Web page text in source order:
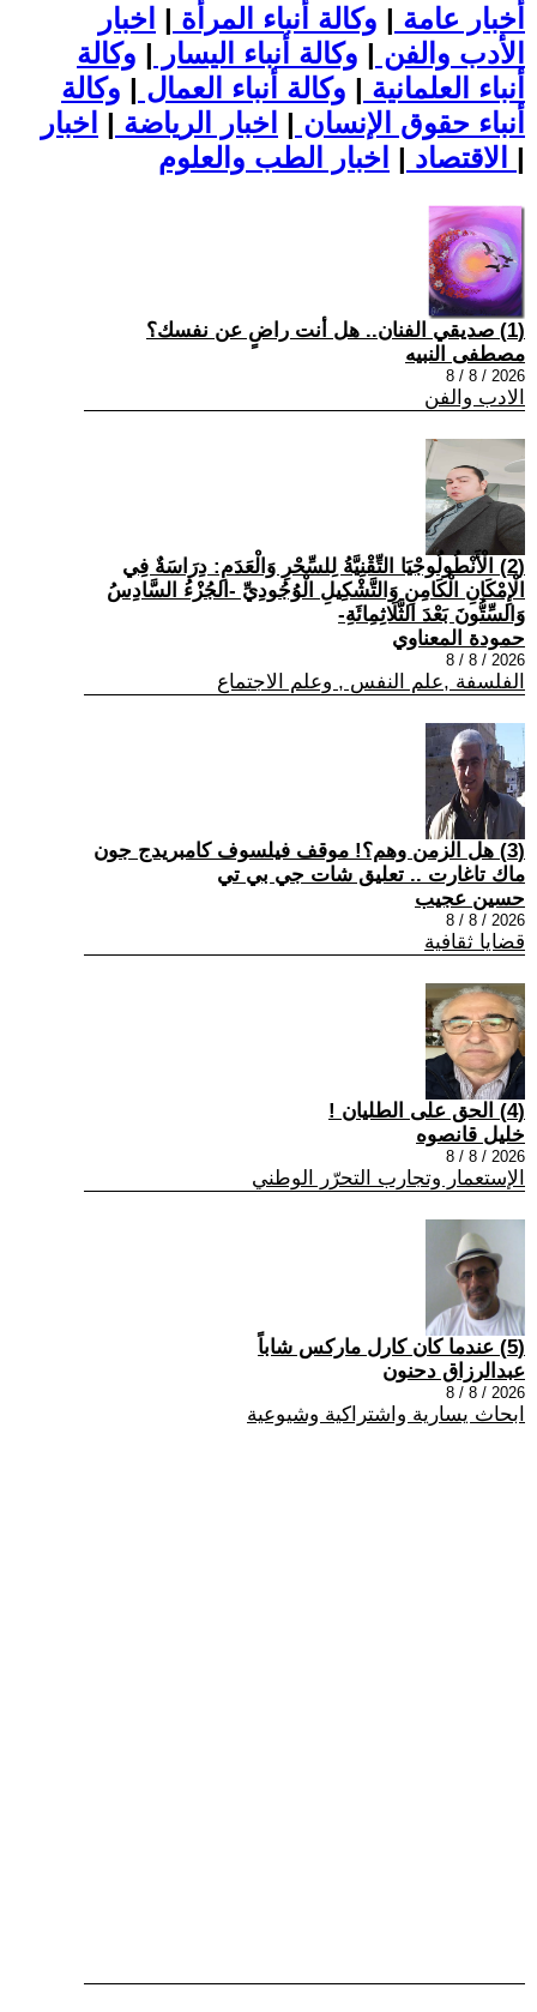
أخبار عامة | وكالة أنباء المرأة | اخبار
الأدب والفن | وكالة أنباء اليسار | وكالة
أنباء العلمانية | وكالة أنباء العمال | وكالة
أنباء حقوق الإنسان | اخبار الرياضة | اخبار
الاقتصاد | |
(1) صديقي الفنان.. هل أنت راضٍ عن نفسك؟
مصطفى النبيه
2026 / 8 / 8
الادب والفن
(2) الْأَنْطُولُوجْيَا التِّقْنِيَّةُ لِلسِّحْرِ وَالْعَدَمِ: دِرَاسَةٌ فِي
الْإِمْكَانِ الْكَامِنِ وَالتَّشْكِيلِ الْوُجُودِيِّ -الجُزْءُ السَّادِسُ
وَالسِّتُّونَ بَعْدَ الثَّلَاثِمِائَةِ-
حمودة المعناوي
2026 / 8 / 8
الفلسفة ,علم النفس , وعلم الاجتماع
(3) هل الزمن وهم؟! موقف فيلسوف كامبريدج جون
ماك تاغارت .. تعليق شات جي بي تي
حسين عجيب
2026 / 8 / 8
قضايا ثقافية
(4) الحق على الطليان !
خليل قانصوه
2026 / 8 / 8
الإستعمار وتجارب التحرّر الوطني
(5) عندما كان كارل ماركس شاباً
عبدالرزاق دحنون
2026 / 8 / 8
ابحاث يسارية واشتراكية وشيوعية